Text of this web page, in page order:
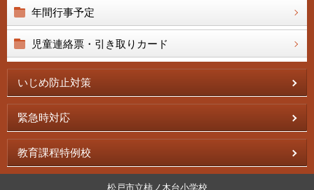
年間行事予定
児童連絡票・引き取りカード
いじめ防止対策
緊急時対応
教育課程特例校
松戸市立柿ノ木台小学校